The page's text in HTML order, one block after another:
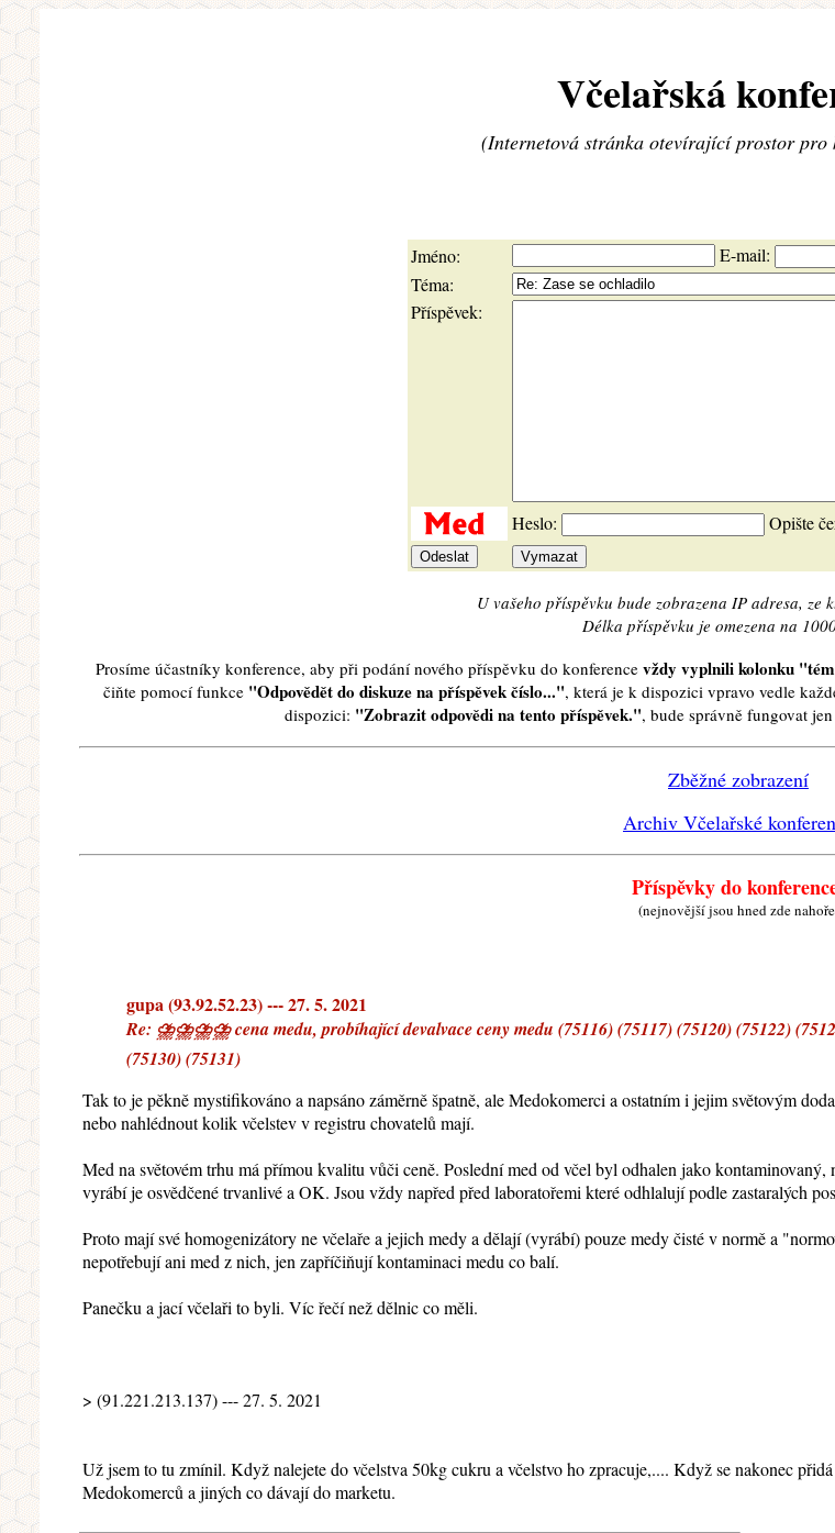
Včelařská
(Internetová stránka otevírající prostor pro
Jméno:
E-mail:
Téma:
Příspěvek:
Heslo: Opište
U vašeho příspěvku bude zobrazena IP adresa, ze
Délka příspěvku je omezena na
Prosíme účastníky konference, aby při podání nového příspěvku do konference vždy vyplnili kolonku
čiňte pomocí funkce "Odpovědět do diskuze na příspěvek číslo...", která je k dispozici vpravo vedle
dispozici: "Zobrazit odpovědi na tento příspěvek.", bude správně fungovat
Zběžné zobrazení
Archiv Včelařské
Příspěvky do
(nejnovější jsou hned zde
gupa (93.92.52.23) --- 27. 5. 2021
Re: ⛈⛈⛈⛈ cena medu, probíhající devalvace ceny medu (75116) (75117) (75120) (75122)
(75130) (75131)
Tak to je pěkně mystifikováno a napsáno záměrně špatně, ale Medokomerci a ostatním i jejim světovým
nebo nahlédnout kolik včelstev v registru chovatelů mají.
Med na světovém trhu má přímou kvalitu vůči ceně. Poslední med od včel byl odhalen jako
vyrábí je osvědčené trvanlivé a OK. Jsou vždy napřed před laboratořemi které odhlalují podle zastaralých
Proto mají své homogenizátory ne včelaře a jejich medy a dělají (vyrábí) pouze medy čisté v normě a
nepotřebují ani med z nich, jen zapříčiňují kontaminaci medu co balí.
Panečku a jací včelaři to byli. Víc řečí než dělnic co měli.
> (91.221.213.137) --- 27. 5. 2021
Už jsem to tu zmínil. Když nalejete do včelstva 50kg cukru a včelstvo ho zpracuje,.... Když se nakonec
Medokomerců a jiných co dávají do marketu.